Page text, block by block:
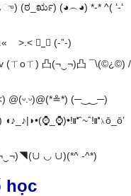
(ಠ_ರೃ) (◕︵◕) *-* ^( ‘-‘
».« >.< ॓_॔ (-”-)
oㄒ) 凸(¬‿¬)凸 ¯\(©¿©) /
@(ᵕ.ᵕ)@(*≗*) (─‿‿─)
◡ ∪)(*^ -^*)
học